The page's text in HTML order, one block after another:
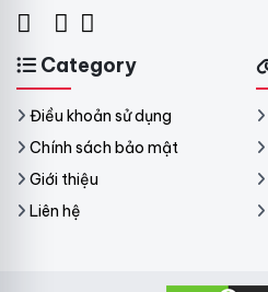
Category
Điều khoản sử dụng
Chính sách bảo mật
Giới thiệu
Liên hệ